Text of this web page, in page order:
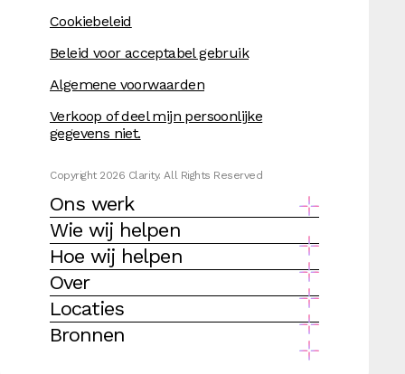
Cookiebeleid
Beleid voor acceptabel gebruik
Algemene voorwaarden
Verkoop of deel mijn persoonlijke
gegevens niet.
Copyright 2026 Clarity. All Rights Reserved
Ons werk
Wie wij helpen
Hoe wij helpen
Over
Locaties
Bronnen